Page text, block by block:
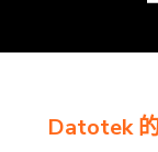
Datotek